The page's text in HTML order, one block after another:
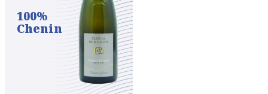
100%
Chenin